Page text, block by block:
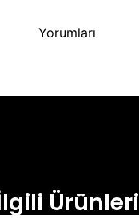
Yorumları
Ürünleri